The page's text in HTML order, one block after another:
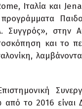
Ιταλία και
στην
και το
από το 2016 είναι